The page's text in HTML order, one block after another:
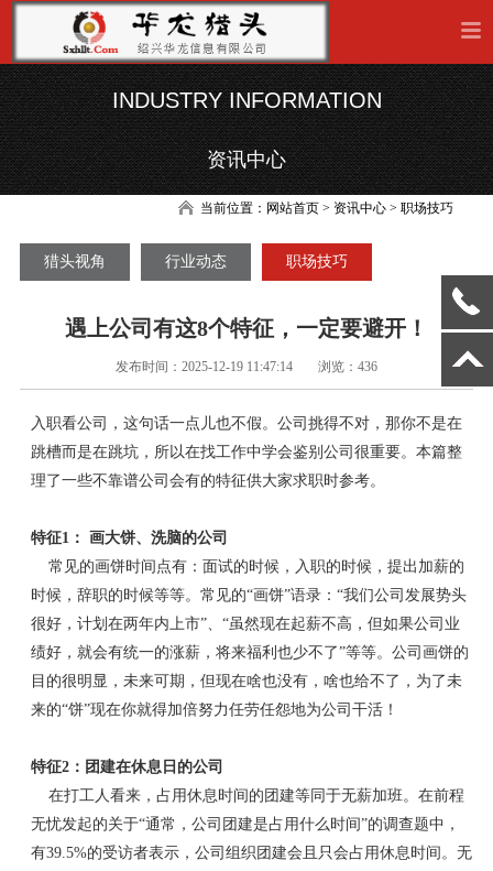
INDUSTRY INFORMATION
资讯中心
当前位置： 网站首页 > 资讯中心 > 职场技巧
猎头视角 行业动态 职场技巧
遇上公司有这8个特征，一定要避开！
发布时间：2025-12-19 11:47:14 浏览：436
入职看公司，这句话一点儿也不假。公司挑得不对，那你不是在
跳槽而是在跳坑，所以在找工作中学会鉴别公司很重要。本篇整
理了一些不靠谱公司会有的特征供大家求职时参考。
特征1： 画大饼、洗脑的公司
常见的画饼时间点有：面试的时候，入职的时候，提出加薪的
时候，辞职的时候等等。常见的“画饼”语录：“我们公司发展势头
很好，计划在两年内上市”、“虽然现在起薪不高，但如果公司业
绩好，就会有统一的涨薪，将来福利也少不了”等等。公司画饼的
目的很明显，未来可期，但现在啥也没有，啥也给不了，为了未
来的“饼”现在你就得加倍努力任劳任怨地为公司干活！
特征2：团建在休息日的公司
在打工人看来，占用休息时间的团建等同于无薪加班。在前程
无忧发起的关于“通常，公司团建是占用什么时间”的调查题中，
有39.5%的受访者表示，公司组织团建会且只会占用休息时间。无